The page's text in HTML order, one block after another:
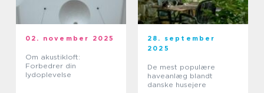
02. november 2025
Om akustikloft:
Forbedrer din
lydoplevelse
28. september
2025
De mest populære
haveanlæg blandt
danske husejere